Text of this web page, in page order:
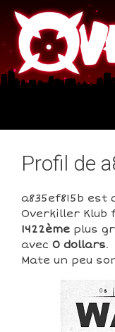
Aller
au
contenu
Aller
au
contenu
Profil de
a835ef815b
Overkiller Klub
1422ème plus
avec 0 dollars.
Mate un peu
0